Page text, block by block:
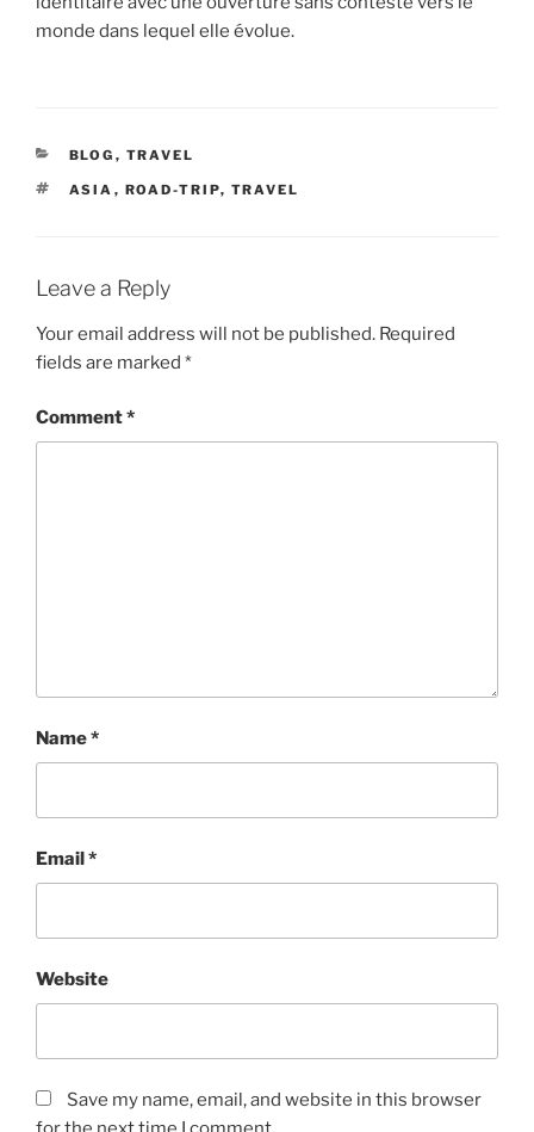
monde dans lequel elle évolue.
CATEGORIES
BLOG , TRAVEL
TAGS
ASIA , ROAD-TRIP, TRAVEL
Leave a Reply
Your email address will not be published. Required
fields are marked *
Comment*
Name*
Email*
Website
Save my name, email, and website in this browser